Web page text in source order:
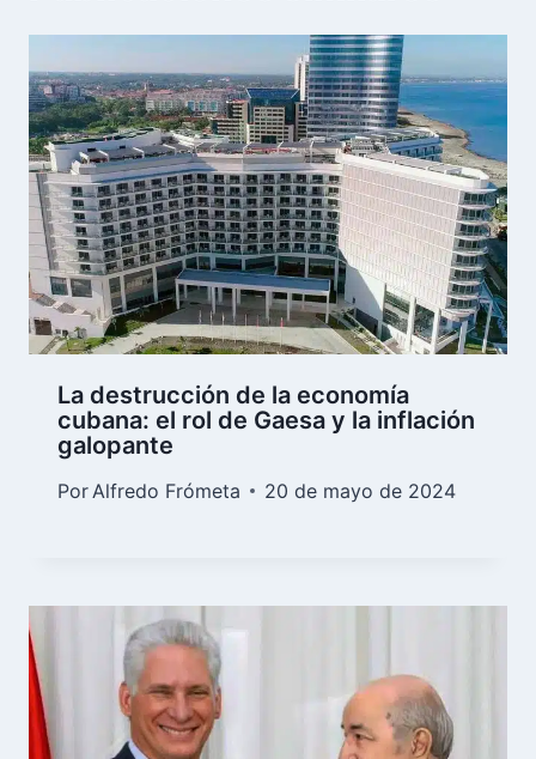
La destrucción de la economía
cubana: el rol de Gaesa y la inflación
galopante
Por Alfredo Frómeta 20 de mayo de 2024